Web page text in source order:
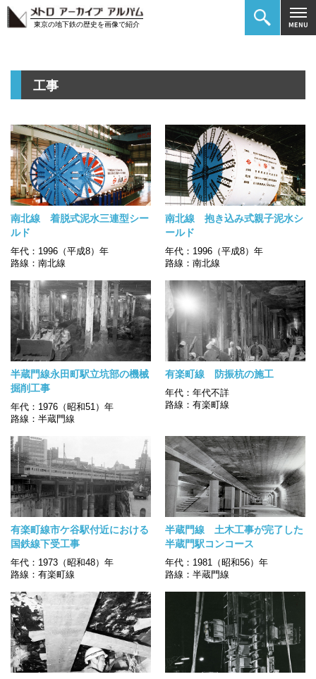
東京の地下鉄の歴史を画像で紹介
工事
南北線 着脱式泥水三連型シー
ルド
年代：1996（平成8）年
路線：南北線
南北線 抱き込み式親子泥水シ
ールド
年代：1996（平成8）年
路線：南北線
半蔵門線永田町駅立坑部の機械
掘削工事
年代：1976（昭和51）年
路線：半蔵門線
有楽町線 防振杭の施工
年代：年代不詳
路線：有楽町線
有楽町線市ケ谷駅付近における
国鉄線下受工事
年代：1973（昭和48）年
路線：有楽町線
半蔵門線 土木工事が完了した
半蔵門駅コンコース
年代：1981（昭和56）年
路線：半蔵門線